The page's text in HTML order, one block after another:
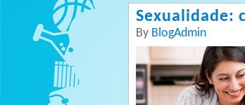
Sexualidade:
By BlogAdmin